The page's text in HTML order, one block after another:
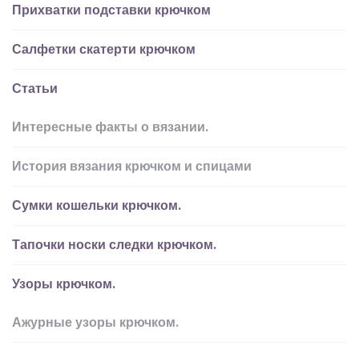
Прихватки подставки крючком
Салфетки скатерти крючком
Статьи
Интересные факты о вязании.
История вязания крючком и спицами
Сумки кошельки крючком.
Тапочки носки следки крючком.
Узоры крючком.
Ажурные узоры крючком.